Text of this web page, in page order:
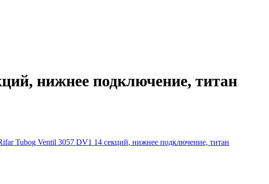
нижнее подключение, титан